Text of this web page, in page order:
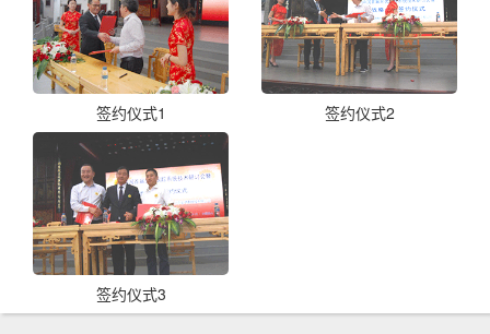
签约仪式1 签约仪式2
签约仪式3